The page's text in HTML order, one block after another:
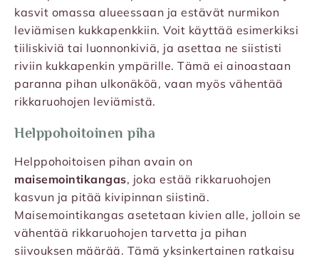
kasvit omassa alueessaan ja estävät nurmikon
leviämisen kukkapenkkiin. Voit käyttää esimerkiksi
tiiliskiviä tai luonnonkiviä, ja asettaa ne siististi
riviin kukkapenkin ympärille. Tämä ei ainoastaan
paranna pihan ulkonäköä, vaan myös vähentää
rikkaruohojen leviämistä.
Helppohoitoinen piha
Helppohoitoisen pihan avain on
maisemointikangas, joka estää rikkaruohojen
kasvun ja pitää kivipinnan siistinä.
Maisemointikangas asetetaan kivien alle, jolloin se
vähentää rikkaruohojen tarvetta ja pihan
siivouksen määrää. Tämä yksinkertainen ratkaisu